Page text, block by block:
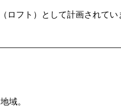
ロフト）として計画されてい
域。